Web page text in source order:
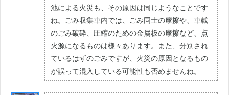
池による火災も、その原因は同じようなことです
ね。ごみ収集車内では、ごみ同士の摩擦や、車載
のごみ破砕、圧縮のための金属板の摩擦など、点
火源になるものは様々あります。また、分別され
ているはずのごみですが、火災の原因となるもの
が誤って混入している可能性も否めませんね。